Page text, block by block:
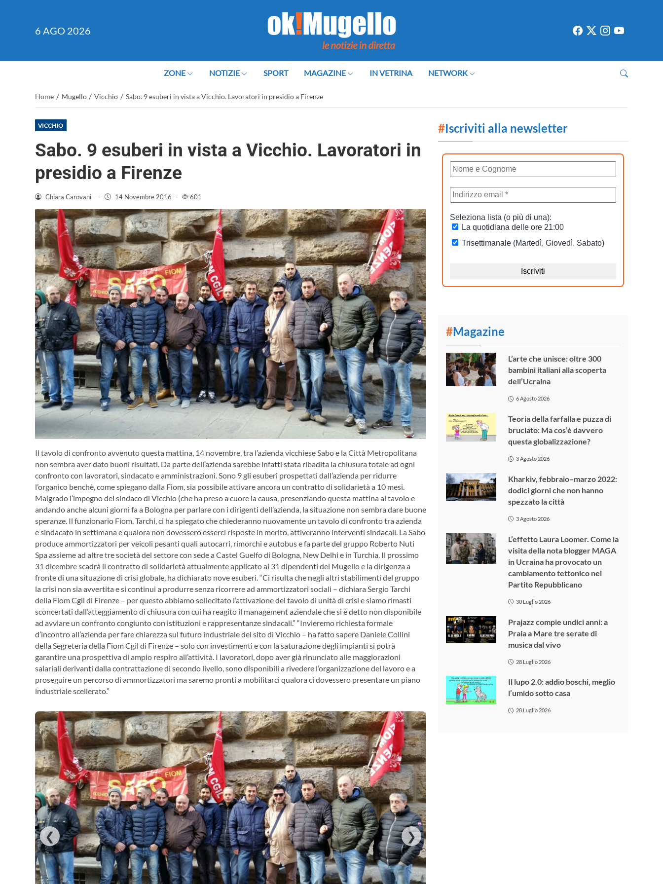
6 AGO 2026
ZONE NOTIZIE SPORT MAGAZINE IN VETRINA NETWORK
Home / Mugello / Vicchio / Sabo. 9 esuberi in vista a Vicchio. Lavoratori in presidio a Firenze
VICCHIO
Sabo. 9 esuberi in vista a Vicchio. Lavoratori in
presidio a Firenze
Chiara Carovani - 14 Novembre 2016 - 601
Il tavolo di confronto avvenuto questa mattina, 14 novembre, tra l’azienda vicchiese Sabo e la Città Metropolitana
non sembra aver dato buoni risultati. Da parte dell’azienda sarebbe infatti stata ribadita la chiusura totale ad ogni
confronto con lavoratori, sindacato e amministrazioni. Sono 9 gli esuberi prospettati dall’azienda per ridurre
l’organico benchè, come spiegano dalla Fiom, sia possibile attivare ancora un contratto di solidarietà a 10 mesi.
Malgrado l’impegno del sindaco di Vicchio (che ha preso a cuore la causa, presenziando questa mattina al tavolo e
andando anche alcuni giorni fa a Bologna per parlare con i dirigenti dell’azienda, la situazione non sembra dare buone
speranze. Il funzionario Fiom, Tarchi, ci ha spiegato che chiederanno nuovamente un tavolo di confronto tra azienda
e sindacato in settimana e qualora non dovessero esserci risposte in merito, attiveranno interventi sindacali. La Sabo
produce ammortizzatori per veicoli pesanti quali autocarri, rimorchi e autobus e fa parte del gruppo Roberto Nuti
Spa assieme ad altre tre società del settore con sede a Castel Guelfo di Bologna, New Delhi e in Turchia. Il prossimo
31 dicembre scadrà il contratto di solidarietà attualmente applicato ai 31 dipendenti del Mugello e la dirigenza a
fronte di una situazione di crisi globale, ha dichiarato nove esuberi. “Ci risulta che negli altri stabilimenti del gruppo
la crisi non sia avvertita e si continui a produrre senza ricorrere ad ammortizzatori sociali – dichiara Sergio Tarchi
della Fiom Cgil di Firenze – per questo abbiamo sollecitato l’attivazione del tavolo di unità di crisi e siamo rimasti
sconcertati dall’atteggiamento di chiusura con cui ha reagito il management aziendale che si è detto non disponibile
ad avviare un confronto congiunto con istituzioni e rappresentanze sindacali.” “Invieremo richiesta formale
d’incontro all’azienda per fare chiarezza sul futuro industriale del sito di Vicchio – ha fatto sapere Daniele Collini
della Segreteria della Fiom Cgil di Firenze – solo con investimenti e con la saturazione degli impianti si potrà
garantire una prospettiva di ampio respiro all’attività. I lavoratori, dopo aver già rinunciato alle maggiorazioni
salariali derivanti dalla contrattazione di secondo livello, sono disponibili a rivedere l’organizzazione del lavoro e a
proseguire un percorso di ammortizzatori ma saremo pronti a mobilitarci qualora ci dovessero presentare un piano
industriale scellerato.”
❮ ❯
#Iscriviti alla newsletter
#Magazine
L’arte che unisce: oltre 300
bambini italiani alla scoperta
dell’Ucraina
6 Agosto 2026
Teoria della farfalla e puzza di
bruciato: Ma cos’è davvero
questa globalizzazione?
3 Agosto 2026
Kharkiv, febbraio–marzo 2022:
dodici giorni che non hanno
spezzato la città
3 Agosto 2026
L’effetto Laura Loomer. Come la
visita della nota blogger MAGA
in Ucraina ha provocato un
cambiamento tettonico nel
Partito Repubblicano
30 Luglio 2026
Prajazz compie undici anni: a
Praia a Mare tre serate di
musica dal vivo
28 Luglio 2026
Il lupo 2.0: addio boschi, meglio
l’umido sotto casa
28 Luglio 2026